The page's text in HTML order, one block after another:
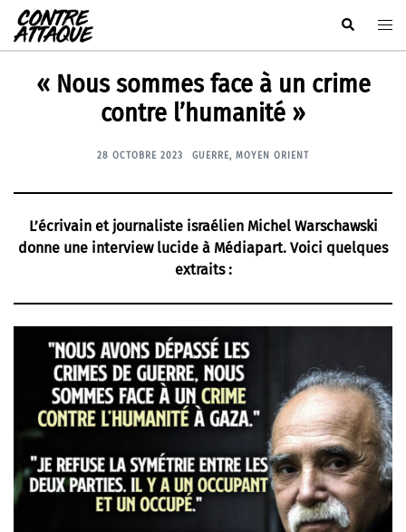
Aller
au
contenu
Rechercher
« Nous sommes face à un crime
contre l’humanité »
28 OCTOBRE 2023 GUERRE, MOYEN ORIENT
L’écrivain et journaliste israélien Michel Warschawski
donne une interview lucide à Médiapart. Voici quelques
extraits :